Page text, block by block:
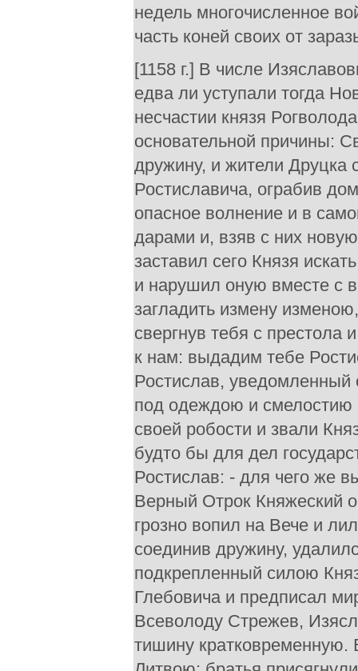
недель многочисленное
часть коней своих от
[1158 г.] В числе
едва ли уступали тогда
несчастии князя
основательной причины:
дружину, и жители Друцка
Ростиславича, ограбив
опасное волнение и в
дарами и, взяв с них
заставил сего Князя
и нарушил оную вместе с
загладить измену
свергнув тебя с престола
к нам: выдадим тебе
Ростислав,
под одеждою и смелостию
своей робости и звали
будто бы для дел
Ростислав: - для чего же
Верный Отрок Княжеский
грозно вопил на Вече и
соединив дружину,
подкрепленный силою
Глебовича и предписал
Всеволоду Стрежев,
тишину кратковременную.